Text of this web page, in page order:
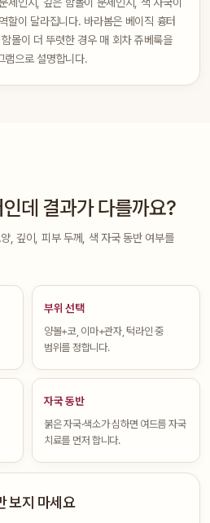
할이 달라집니다. 바라봄은 베이직 흉터
몰이 더 뚜렷한 경우 매 회차 쥬베룩을
램으로 설명합니다.
데 결과가 다를까요?
, 깊이, 피부 두께, 색 자국 동반 여부를
부위 선택
양볼+코, 이마+관자, 턱라인 중
범위를 정합니다.
자국 동반
붉은 자국·색소가 심하면 여드름 자국
치료를 먼저 합니다.
보지 마세요